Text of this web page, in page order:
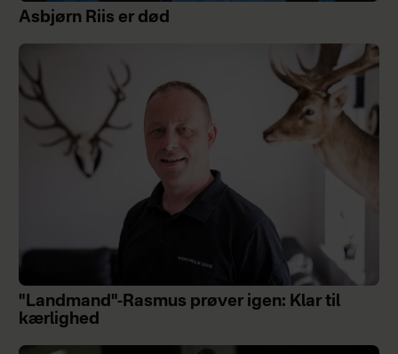
Asbjørn Riis er død
"Landmand"-Rasmus prøver igen: Klar til
kærlighed